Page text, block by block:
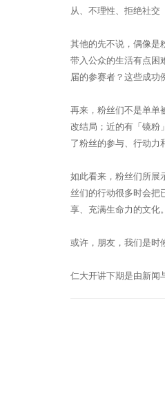
从、不理性、拒绝社交
其他的先不说，偶像是
带入公众的生活有点困
届的参赛者？这些成功
再来，粉丝们不是单单
改结局；近的有「镜粉
了粉丝的参与、行动力
如此看来，粉丝们所展
丝们的行动很多时会把
享、充满生命力的文化。
或许，朋友，我们是时
仁大开讲下期是由新闻